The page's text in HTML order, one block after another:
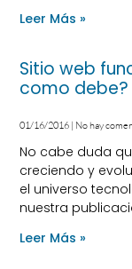
Leer Más »
Sitio web
como debe?
01/16/2016 No hay
No cabe duda
creciendo y
el universo
nuestra
Leer Más »